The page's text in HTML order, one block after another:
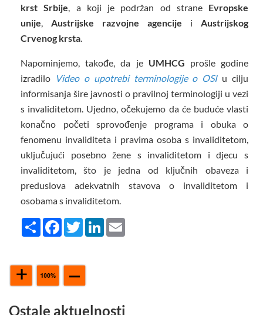
krst Srbije, a koji je podržan od strane Evropske
unije, Austrijske razvojne agencije i Austrijskog
Crvenog krsta.
Napominjemo, takođe, da jeUMHCG prošle godine
izradilo Video o upotrebi terminologije o OSIu cilju
informisanja šire javnosti o pravilnoj terminologiji u vezi
s invaliditetom. Ujedno, očekujemo da će buduće vlasti
konačno početi sprovođenje programa i obuka o
fenomenu invaliditeta i pravima osoba s invaliditetom,
uključujući posebno žene s invaliditetom i djecu s
invaliditetom, što je jedna od ključnih obaveza i
preduslova adekvatnih stavova o invaliditetom i
osobama s invaliditetom.
Share FacebookTwitterLinkedIn
Ostale aktuelnosti